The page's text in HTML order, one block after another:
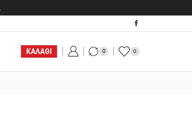
ΚΑΛΑΘΙ 0 0